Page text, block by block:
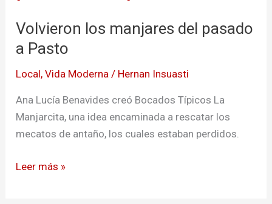
Volvieron los manjares del pasado
a Pasto
Local,Vida Moderna / Hernan Insuasti
Ana Lucía Benavides creó Bocados Típicos La
Manjarcita, una idea encaminada a rescatar los
mecatos de antaño, los cuales estaban perdidos.
del
pasado
Pasto
Leer más »